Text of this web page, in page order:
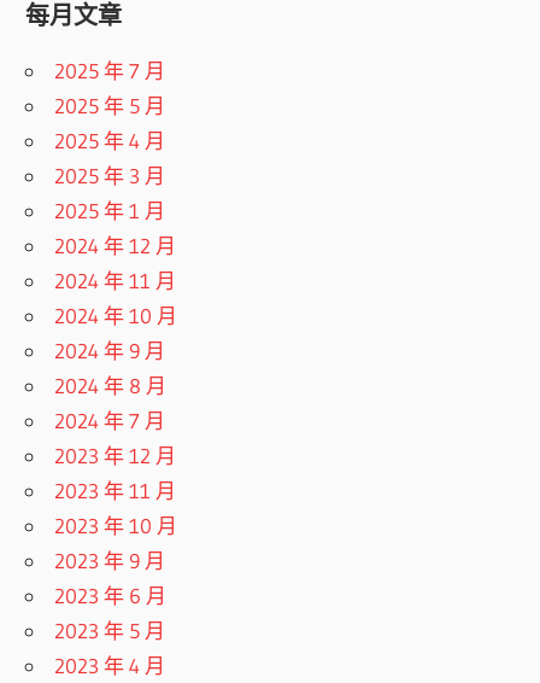
每月文章
2025 年 7 月
2025 年 5 月
2025 年 4 月
2025 年 3 月
2025 年 1 月
2024 年 12 月
2024 年 11 月
2024 年 10 月
2024 年 9 月
2024 年 8 月
2024 年 7 月
2023 年 12 月
2023 年 11 月
2023 年 10 月
2023 年 9 月
2023 年 6 月
2023 年 5 月
2023 年 4 月